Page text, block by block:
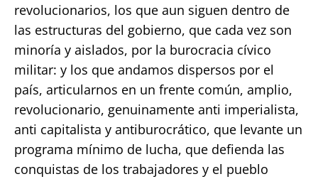
revolucionarios, los que aun siguen dentro de
las estructuras del gobierno, que cada vez son
minoría y aislados, por la burocracia cívico
militar: y los que andamos dispersos por el
país, articularnos en un frente común, amplio,
revolucionario, genuinamente anti imperialista,
anti capitalista y antiburocrático, que levante un
programa mínimo de lucha, que defienda las
conquistas de los trabajadores y el pueblo